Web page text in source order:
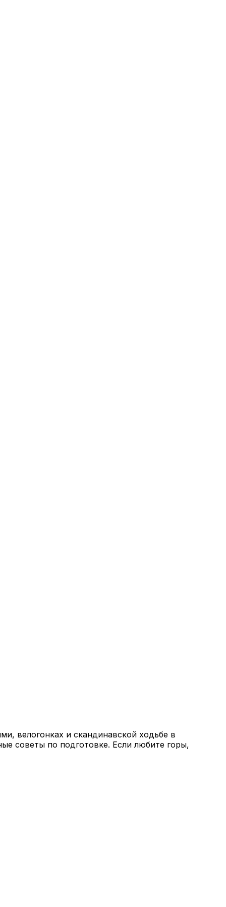
велогонках и скандинавской ходьбе в
советы по подготовке. Если любите горы,